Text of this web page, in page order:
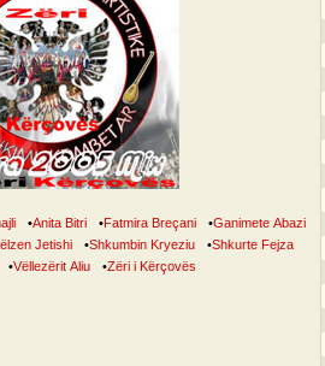
•Anita Bitri •Fatmira Breçani •Ganimete Abazi
Jetishi •Shkumbin Kryeziu •Shkurte Fejza
•Vëllezërit Aliu •Zëri i Kërçovës